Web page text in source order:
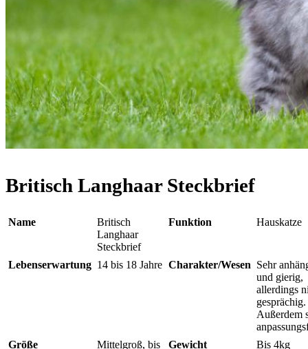
Britisch Langhaar Steckbrief
Name
Britisch
Langhaar
Steckbrief
Funktion Hauskatze
Lebenserwartung 14 bis 18 Jahre Charakter/Wesen Sehr
und gierig,
allerdings
gesprächig.
Außerdem
Größe
Mittelgroß, bis
Gewicht
Bis 4kg